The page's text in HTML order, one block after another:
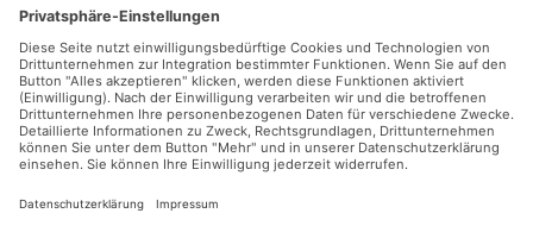
Zahlungsarten
Sicher Einkaufen
Ladengeschäft
Newsletter